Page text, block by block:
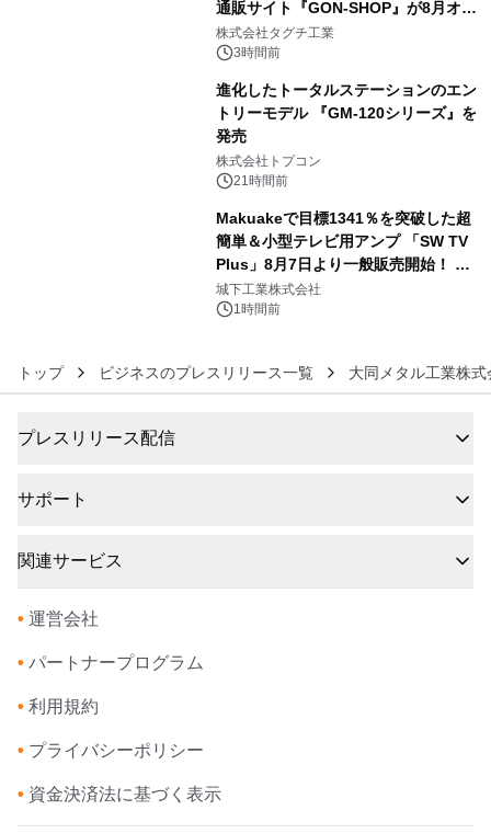
通販サイト『GON-SHOP』が8月オー
プン
株式会社タグチ工業
3時間前
進化したトータルステーションのエン
トリーモデル 『GM-120シリーズ』を
発売
株式会社トプコン
21時間前
Makuakeで目標1341％を突破した超
簡単＆小型テレビ用アンプ 「SW TV
Plus」8月7日より一般販売開始！ ケ
ーブル1本つなぐだけ、テレビの音が
ぐっと豊かに
城下工業株式会社
1時間前
トップ ビジネスのプレスリリース一覧 大同メタル工業株式
プレスリリース配信
サポート
関連サービス
• 運営会社
• パートナープログラム
• 利用規約
• プライバシーポリシー
• 資金決済法に基づく表示